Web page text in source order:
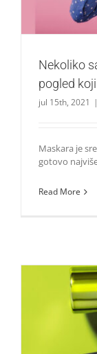
Nekoliko
pogled
jul 15th, 2021 |
Maskara je
gotovo
Read More
Urban